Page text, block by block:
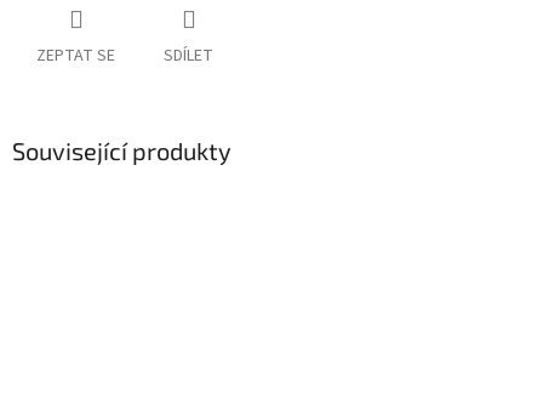
ZEPTAT SE SDÍLET
Související produkty